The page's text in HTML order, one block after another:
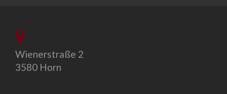
Wienerstraße 2
3580 Horn